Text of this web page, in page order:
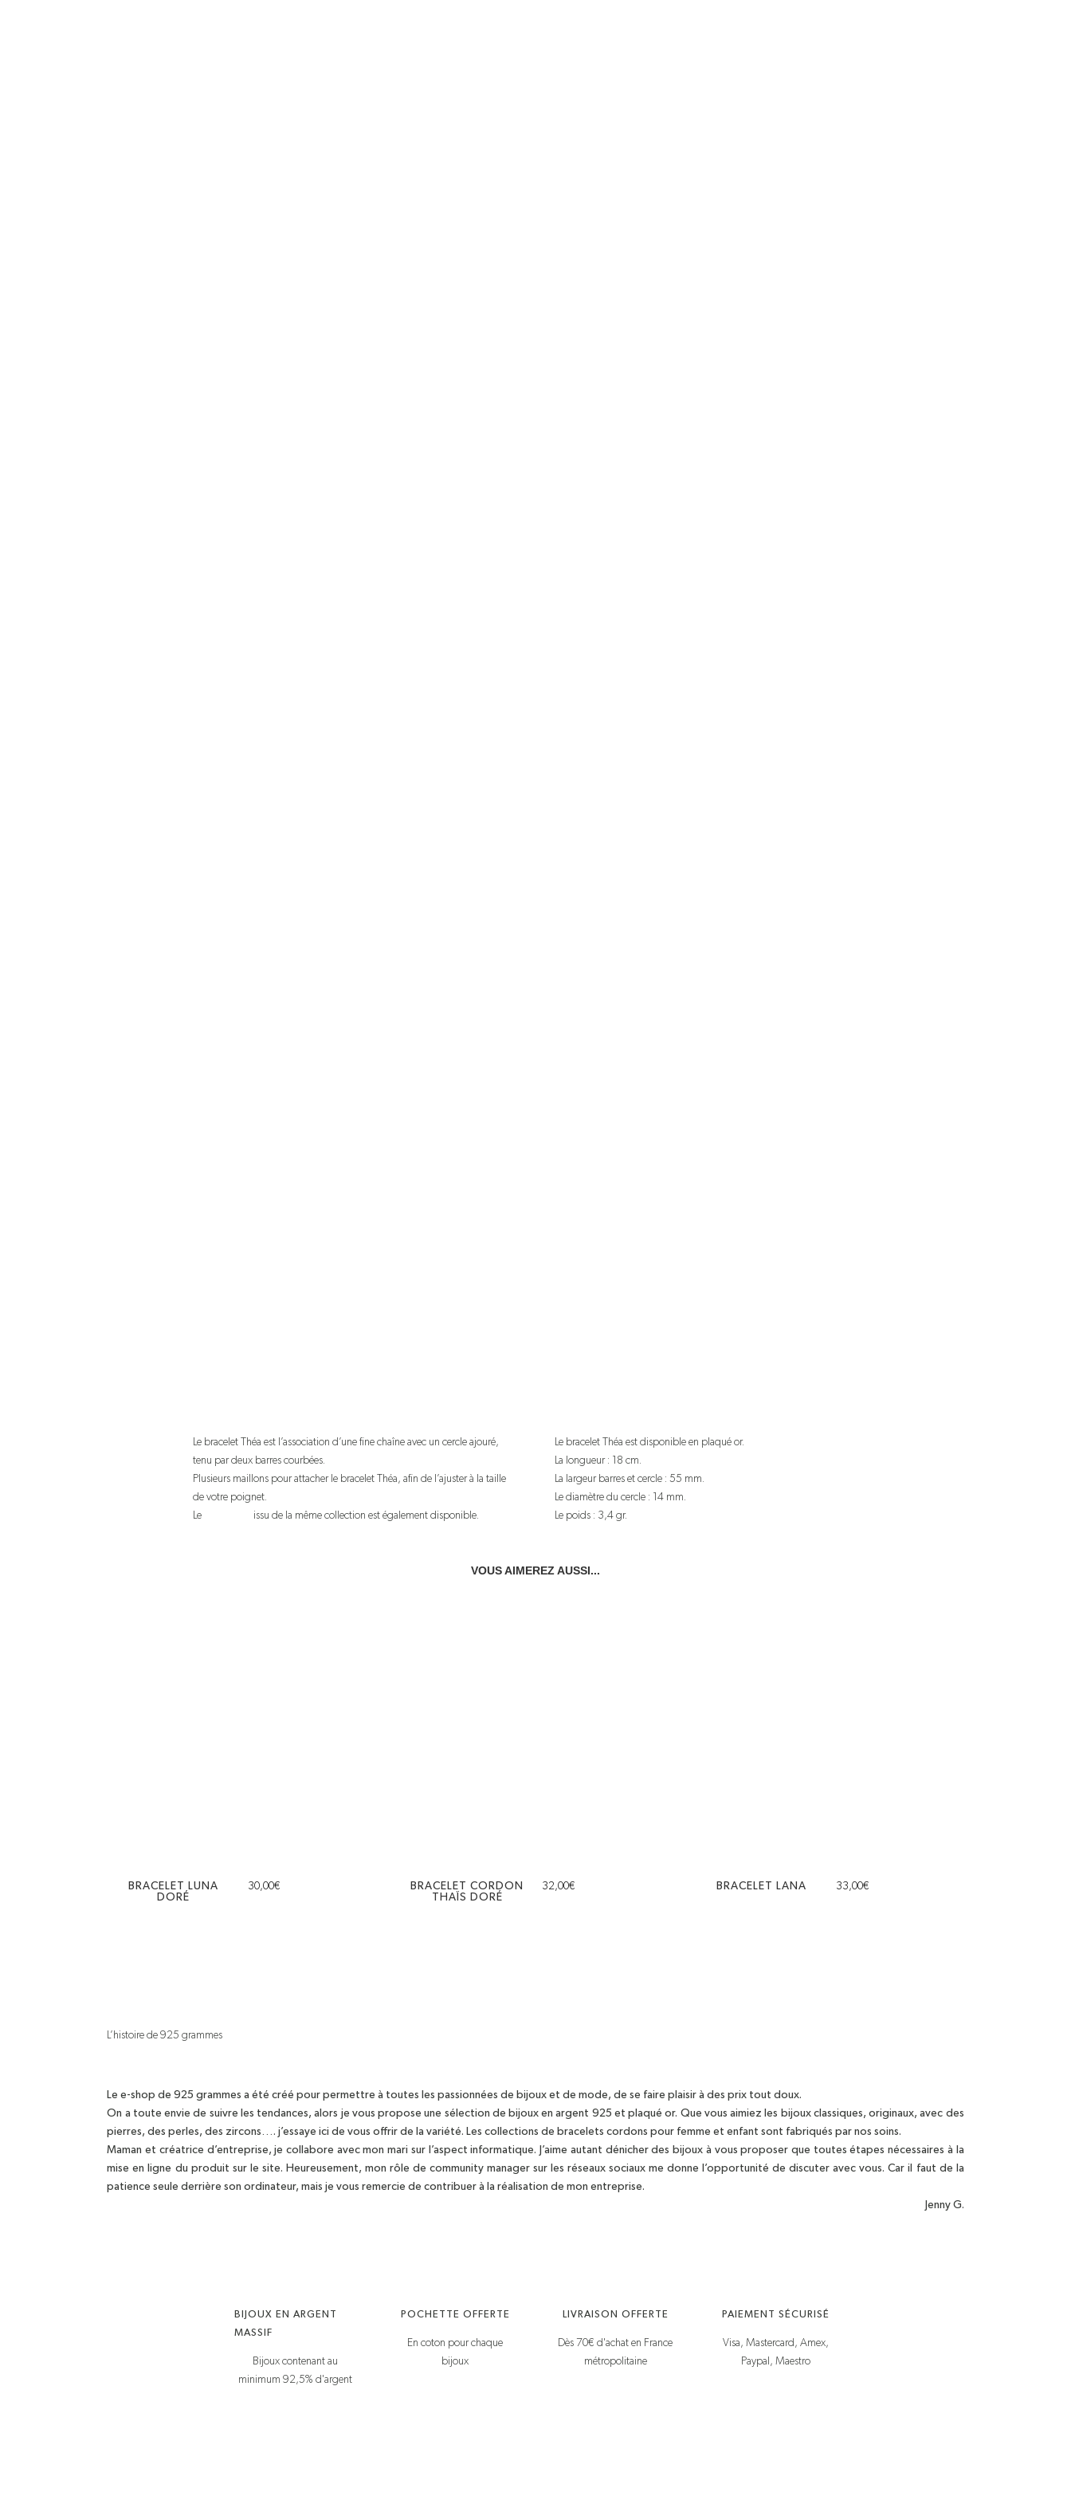
Le bracelet Théa est l’association d’une fine chaîne avec un cercle ajouré,
tenu par deux barres courbées.
Plusieurs maillons pour attacher le bracelet Théa, afin de l’ajuster à la taille
de votre poignet.
Le
issu de la même collection est également disponible.
Le bracelet Théa est disponible en plaqué or.
La longueur : 18 cm.
La largeur barres et cercle : 55 mm.
Le diamètre du cercle : 14 mm.
Le poids : 3,4 gr.
VOUS AIMEREZ AUSSI...
BRACELET LUNA
DORÉ
30,00€
BRACELET CORDON
THAÏS DORÉ
32,00€ BRACELET LANA 33,00€
L’histoire de 925 grammes
Le e-shop de 925 grammes a été créé pour permettre à toutes les passionnées de bijoux et de mode, de se faire plaisir à des prix tout doux.
On a toute envie de suivre les tendances, alors je vous propose une sélection de bijoux en argent 925 et plaqué or. Que vous aimiez les bijoux classiques, originaux, avec des
pierres, des perles, des zircons…. j’essaye ici de vous offrir de la variété. Les collections de bracelets cordons pour femme et enfant sont fabriqués par nos soins.
Maman et créatrice d’entreprise, je collabore avec mon mari sur l’aspect informatique. J’aime autant dénicher des bijoux à vous proposer que toutes étapes nécessaires à la
mise en ligne du produit sur le site. Heureusement, mon rôle de community manager sur les réseaux sociaux me donne l’opportunité de discuter avec vous. Car il faut de la
patience seule derrière son ordinateur, mais je vous remercie de contribuer à la réalisation de mon entreprise.
Jenny G.
BIJOUX EN ARGENT
MASSIF
Bijoux contenant au
minimum 92,5% d'argent
POCHETTE OFFERTE
En coton pour chaque
bijoux
LIVRAISON OFFERTE
Dès 70€ d'achat en France
métropolitaine
PAIEMENT SÉCURISÉ
Visa, Mastercard, Amex,
Paypal, Maestro